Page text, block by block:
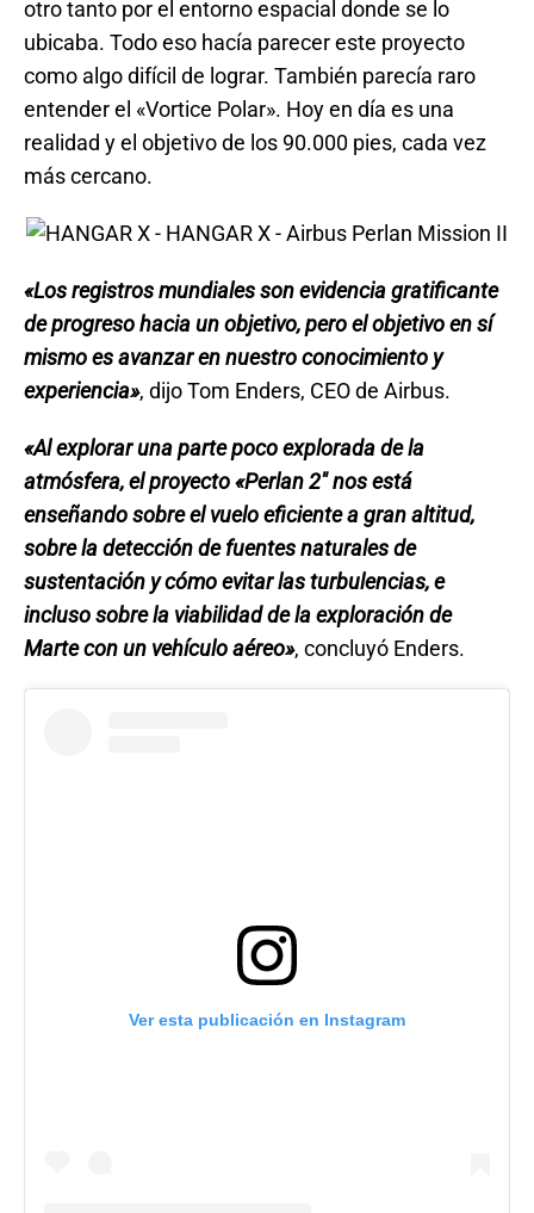
otro tanto por el entorno espacial donde se lo
ubicaba. Todo eso hacía parecer este proyecto
como algo difícil de lograr. También parecía raro
entender el «Vortice Polar». Hoy en día es una
realidad y el objetivo de los 90.000 pies, cada vez
más cercano.
«Los registros mundiales son evidencia gratificante
de progreso hacia un objetivo, pero el objetivo en sí
mismo es avanzar en nuestro conocimiento y
experiencia», dijo Tom Enders, CEO de Airbus.
«Al explorar una parte poco explorada de la
atmósfera, el proyecto «Perlan 2″ nos está
enseñando sobre el vuelo eficiente a gran altitud,
sobre la detección de fuentes naturales de
sustentación y cómo evitar las turbulencias, e
incluso sobre la viabilidad de la exploración de
Marte con un vehículo aéreo», concluyó Enders.
Ver esta publicación en Instagram